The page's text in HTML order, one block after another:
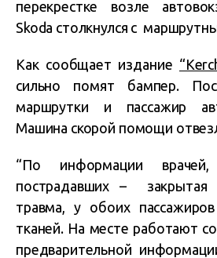
перекрестке возле
Skoda столкнулся с
Как сообщает издание
сильно помят бампер.
маршрутки и пассажир
Машина скорой помощи
“По информации
пострадавших – закрытая
травма, у обоих
тканей. На месте работают
предварительной